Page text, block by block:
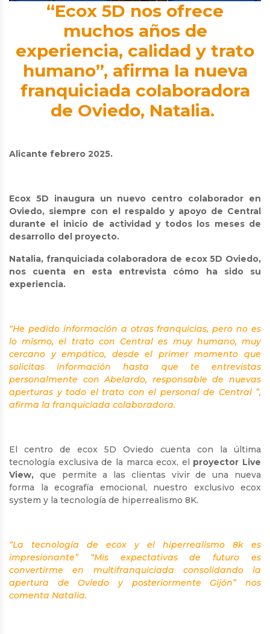
“Ecox 5D nos ofrece
muchos años de
experiencia, calidad y trato
humano”, afirma la nueva
franquiciada colaboradora
de Oviedo, Natalia.
Alicante febrero 2025.
Ecox 5D inaugura un nuevo centro colaborador en
Oviedo, siempre con el respaldo y apoyo de Central
durante el inicio de actividad y todos los meses de
desarrollo del proyecto.
Natalia, franquiciada colaboradora de ecox 5D Oviedo,
nos cuenta en esta entrevista cómo ha sido su
experiencia.
“He pedido información a otras franquicias, pero no es
lo mismo, el trato con Central es muy humano, muy
cercano y empático, desde el primer momento que
solicitas información hasta que te entrevistas
personalmente con Abelardo, responsable de nuevas
aperturas y todo el trato con el personal de Central ”,
afirma la franquiciada colaboradora.
El centro de ecox 5D Oviedo cuenta con la última
tecnología exclusiva de la marca ecox, el proyector Live
View, que permite a las clientas vivir de una nueva
forma
la ecografía emocional, nuestro exclusivo ecox
system y la tecnología de hiperrealismo 8K.
“La tecnología de ecox y el hiperrealismo 8k es
impresionante” “Mis expectativas de futuro es
convertirme en multifranquiciada consolidando la
apertura de Oviedo y posteriormente Gijón” nos
comenta Natalia.